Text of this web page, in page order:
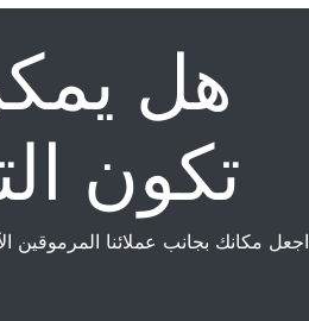
هل
تكون
اجعل مكانك بجانب عملائنا المرموقين